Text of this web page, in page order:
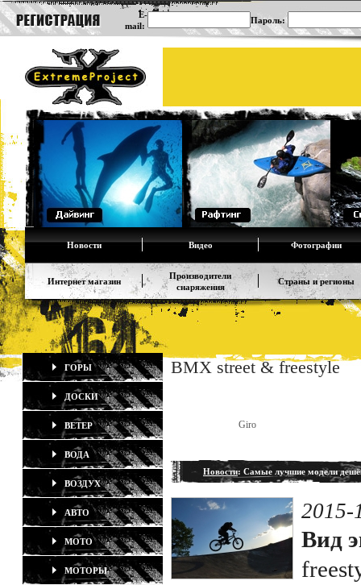
E-
mail:
Пароль:
Новости Видео Фотографии
Интернет магазин
Производители
снаряжения
Страны и регионы
ГОРЫ
ДОСКИ
ВЕТЕР
ВОДА
ВОЗДУХ
АВТО
МОТО
МОТОРЫ
BMX street & freestyle
Giro
Новости: Самые лучшие модели
2015-
Вид